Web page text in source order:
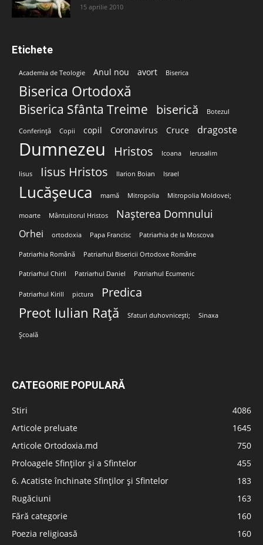
15 aprilie 2010
Etichete
Academia de Teologie Anul nou avort Biserica
Biserica Ortodoxă
Biserica Sfânta Treime biserică Botezul
Conferință Copii copil Coronavirus Cruce dragoste
Dumnezeu Hristos Icoana Ierusalim
Iisus Iisus Hristos Ilarion Boian Israel
Lucășeuca mamă Mitropolia Mitropolia Moldovei;
moarte Mântuitorul Hristos Nașterea Domnului
Orhei ortodoxia Papa Francisc Patriarhia de la Moscova
Patriarhia Română Patriarhul Bisericii Ortodoxe Române
Patriarhul Chiril Patriarhul Daniel Patriarhul Ecumenic
Patriarhul Kirill pictura Predica
Preot Iulian Rață Sfaturi duhovnicești; Sinaxa
Școală
CATEGORIE POPULARĂ
Stiri
4086
Articole preluate
1645
Articole Ortodoxia.md
750
Proloagele Sfinților și a Sfintelor
455
6. Acatiste închinate Sfinților și Sfintelor
183
Rugăciuni
163
Fără categorie
160
Poezia religioasă
160